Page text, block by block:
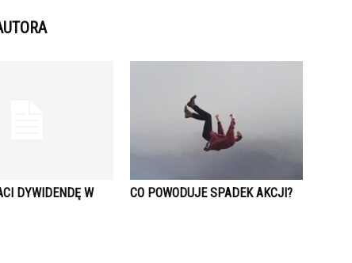
DYWIDENDĘ W
CO POWODUJE SPADEK AKCJI?